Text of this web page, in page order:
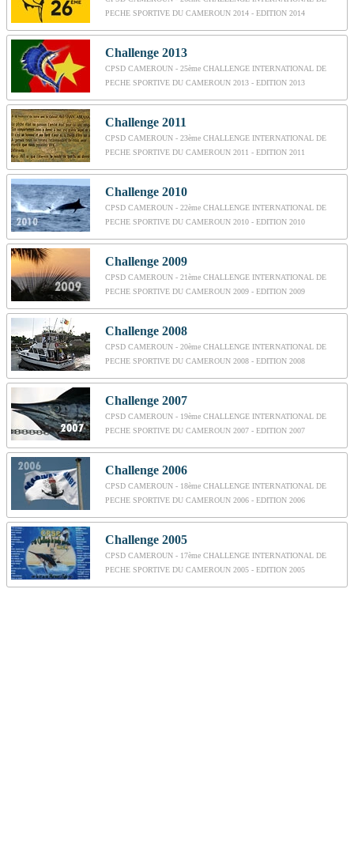
PECHE SPORTIVE DU CAMEROUN 2014 - EDITION 2014
Challenge 2013
CPSD CAMEROUN - 25ème CHALLENGE INTERNATIONAL DE
PECHE SPORTIVE DU CAMEROUN 2013 - EDITION 2013
Challenge 2011
CPSD CAMEROUN - 23ème CHALLENGE INTERNATIONAL DE
PECHE SPORTIVE DU CAMEROUN 2011 - EDITION 2011
Challenge 2010
CPSD CAMEROUN - 22ème CHALLENGE INTERNATIONAL DE
PECHE SPORTIVE DU CAMEROUN 2010 - EDITION 2010
Challenge 2009
CPSD CAMEROUN - 21ème CHALLENGE INTERNATIONAL DE
PECHE SPORTIVE DU CAMEROUN 2009 - EDITION 2009
Challenge 2008
CPSD CAMEROUN - 20ème CHALLENGE INTERNATIONAL DE
PECHE SPORTIVE DU CAMEROUN 2008 - EDITION 2008
Challenge 2007
CPSD CAMEROUN - 19ème CHALLENGE INTERNATIONAL DE
PECHE SPORTIVE DU CAMEROUN 2007 - EDITION 2007
Challenge 2006
CPSD CAMEROUN - 18ème CHALLENGE INTERNATIONAL DE
PECHE SPORTIVE DU CAMEROUN 2006 - EDITION 2006
Challenge 2005
CPSD CAMEROUN - 17ème CHALLENGE INTERNATIONAL DE
PECHE SPORTIVE DU CAMEROUN 2005 - EDITION 2005